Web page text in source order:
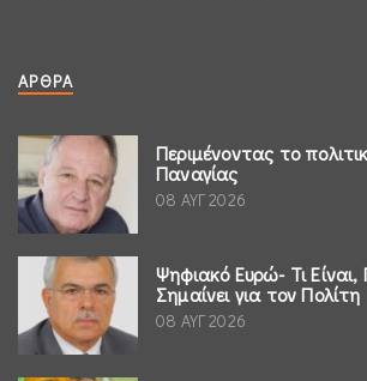
ΆΡΘΡΑ
Περιμένοντας το
Παναγίας
08 ΑΥΓ 2026
Ψηφιακό Ευρώ- Τι Είναι,
Σημαίνει για τον Πολίτη
08 ΑΥΓ 2026